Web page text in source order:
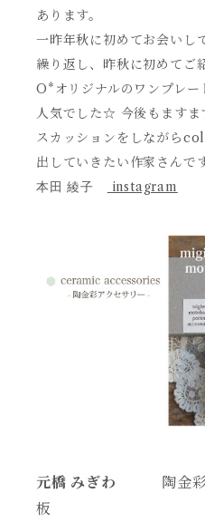
あります。
一昨年秋に初めてお会いし
繰り返し、昨秋に初めてご
O*オリジナルのワンプレー
人気でした☆ 今後もますま
スカッションをしながら
出していきたい作家さんです
本田 綾子 instagram
元橋 みぎわ 陶金彩
板